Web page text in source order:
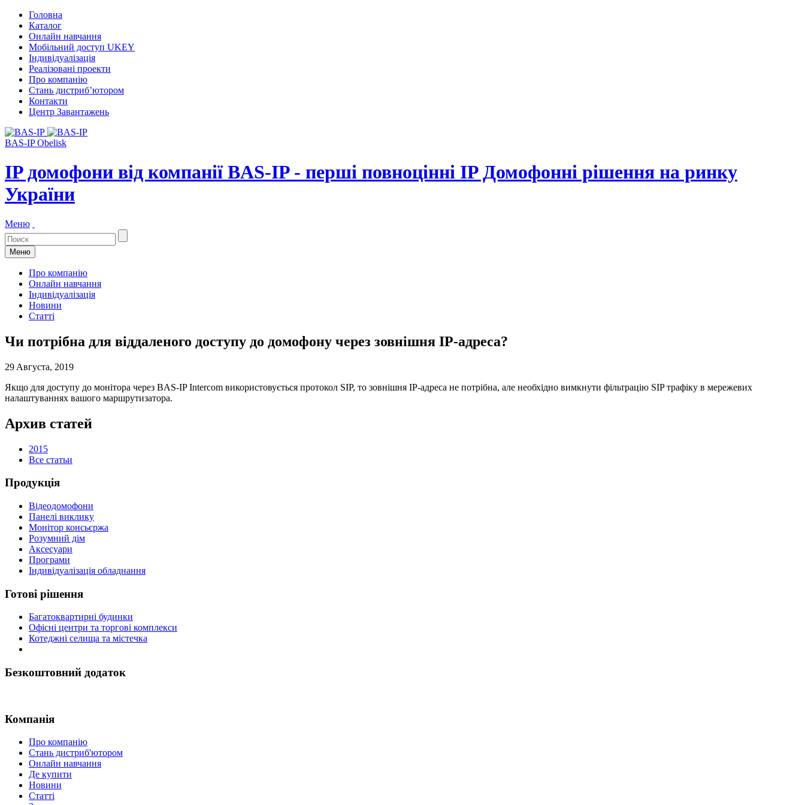
Головна
Каталог
Онлайн навчання
Мобільний доступ UKEY
Індивідуалізація
Реалізовані проекти
Про компанію
Стань дистриб’ютором
Контакти
Центр Завантажень
BAS-IP Obelisk
IP домофони від компанії BAS-IP - перші повноцінні IP Домофонні рішення на ринку
України
Меню
Меню
Про компанію
Онлайн навчання
Індивідуалізація
Новини
Статті
Чи потрібна для віддаленого доступу до домофону через зовнішня IP-адреса?
29 Aвгуста, 2019
Якщо для доступу до монітора через BAS-IP Intercom використовується протокол SIP, то зовнішня IP-адреса не потрібна, але необхідно вимкнути фільтрацію SIP трафіку в мережевих
налаштуваннях вашого маршрутизатора.
Архив статей
2015
Все статьи
Продукція
Відеодомофони
Панелі виклику
Монітор консьєржа
Розумний дім
Аксесуари
Програми
Індивідуалізація обладнання
Готові рішення
Багатоквартирні будинки
Офісні центри та торгові комплекси
Котеджні селища та містечка
Безкоштовний додаток
Компанія
Про компанію
Стань дистриб'ютором
Онлайн навчання
Де купити
Новини
Статті